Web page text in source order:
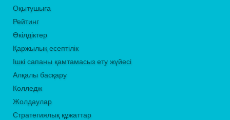
Оқытушыға
Рейтинг
Өкілдіктер
Қаржылық есептілік
Ішкі сапаны қамтамасыз ету жүйесі
Алқалы басқару
Колледж
Жолдаулар
Стратегиялық құжаттар